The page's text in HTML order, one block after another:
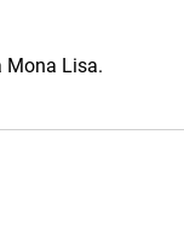
Mona Lisa.